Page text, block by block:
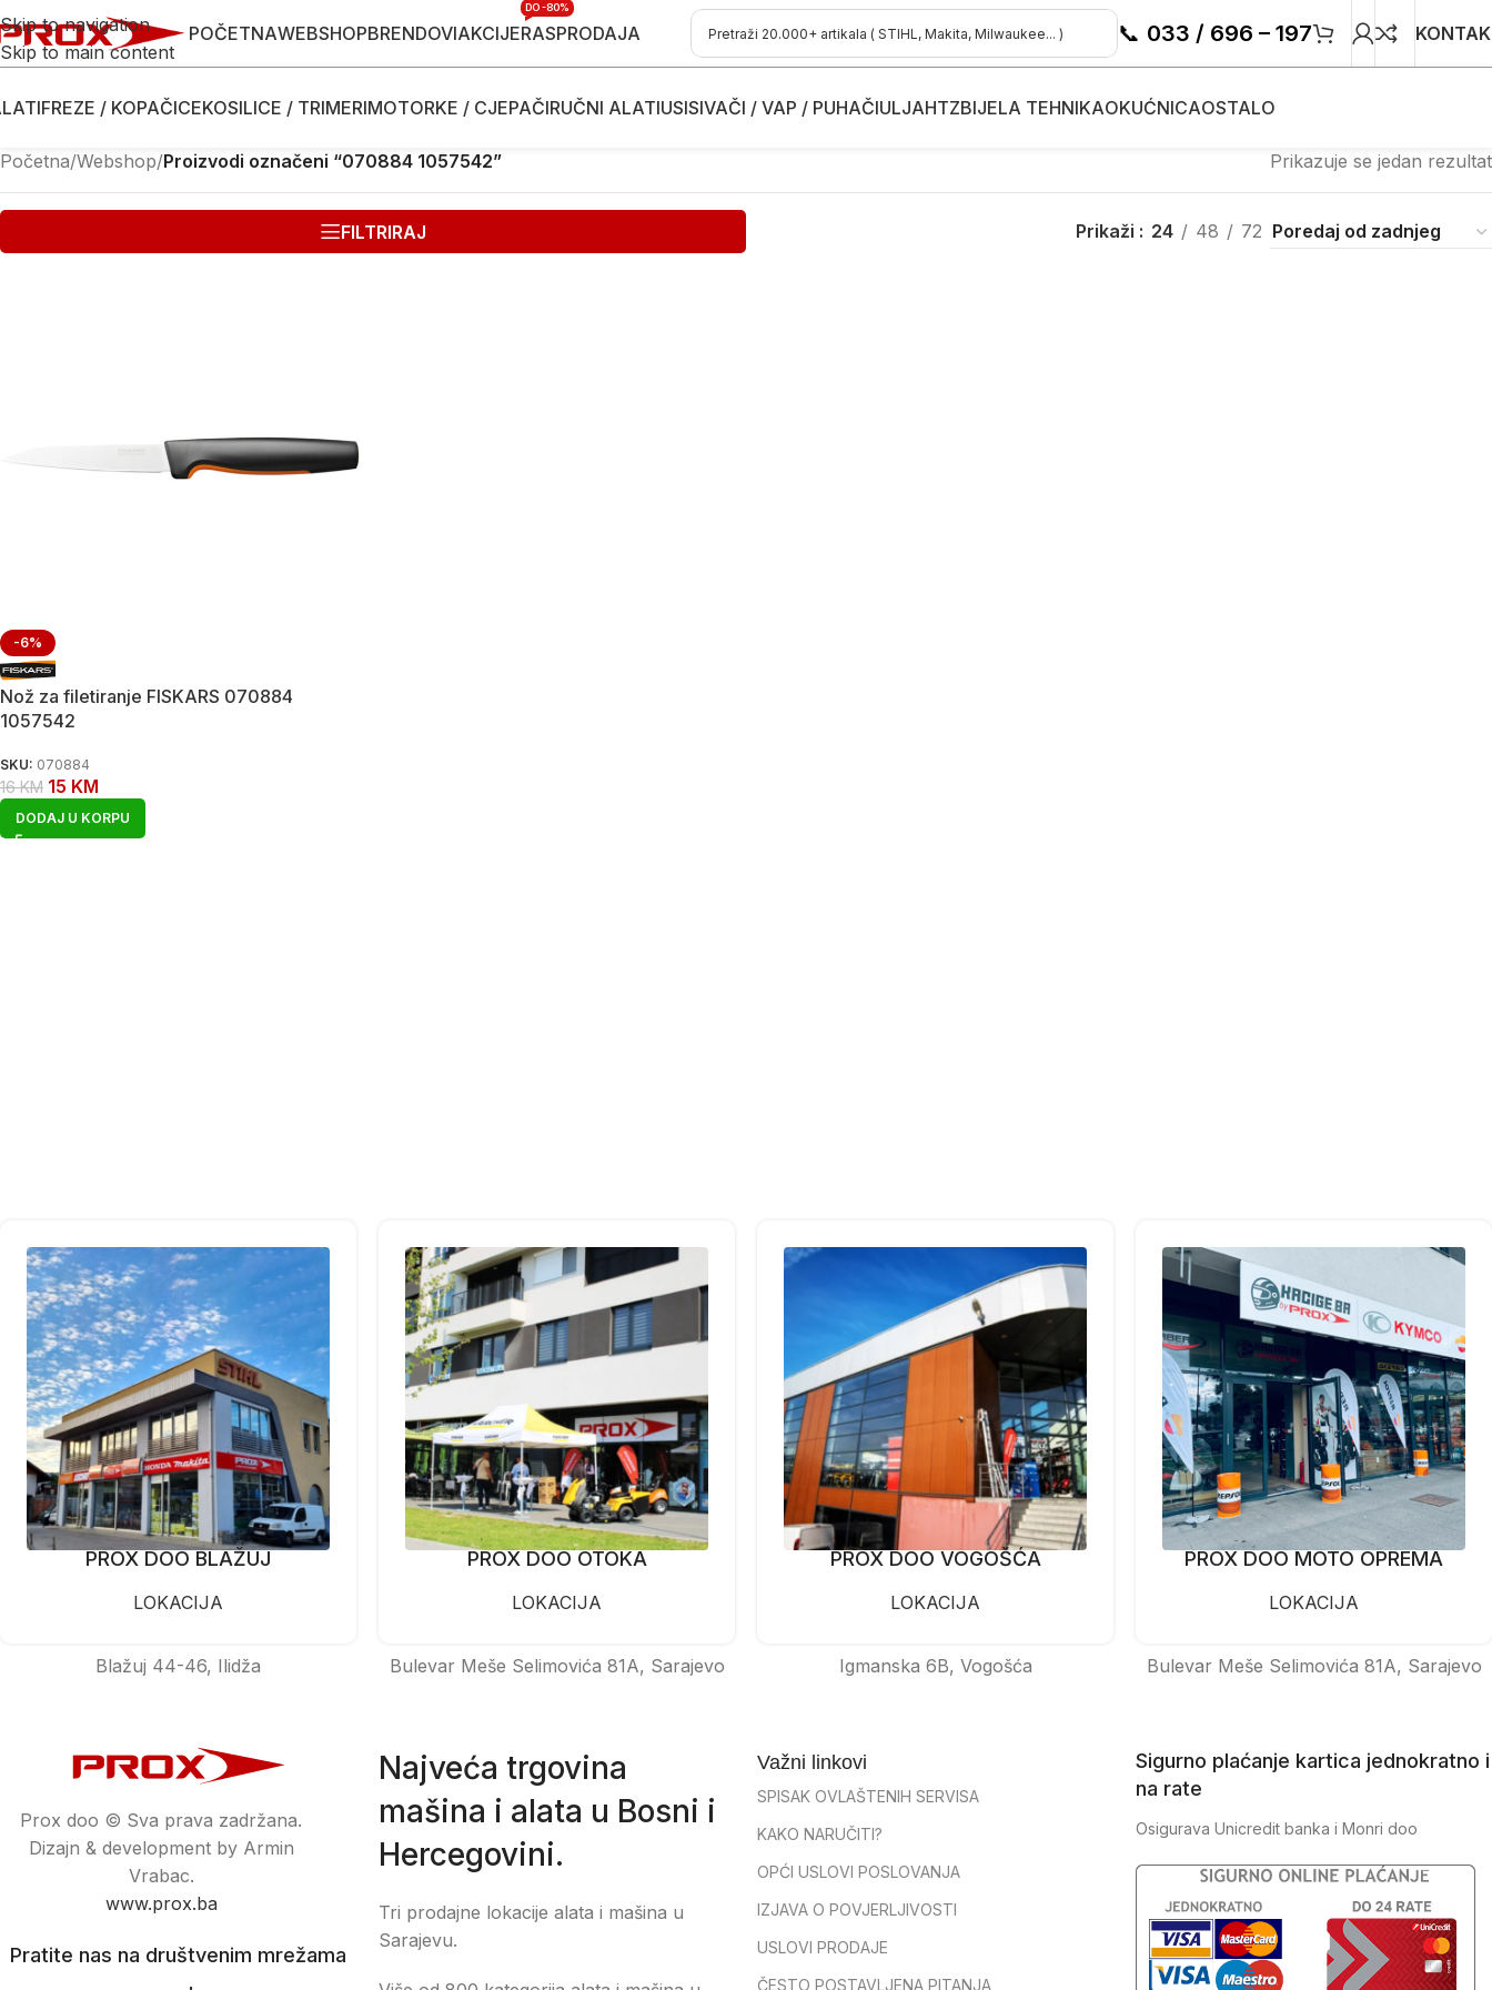
Skip to navigation
Skip to main content
POČETNAWEBSHOPBRENDOVIAKCIJERASPRODAJA
DO -80%
📞 033 / 696 – 197
FREZE / KOPAČICEKOSILICE / TRIMERIMOTORKE / CJEPAČIRUČNI ALATIUSISIVAČI / VAP / PUHAČIULJAHTZBIJELA TEHNIKAOKUĆNICAOSTALO
Početna/Webshop/Proizvodi označeni “070884 1057542” Prikazuje se jedan rezultat
FILTRIRAJ Prikaži 24 48 72
-6%
Nož za filetiranje FISKARS 070884
1057542
SKU: 070884
16KM 15 KM
DODAJ U KORPU
PROX DOO BLAŽUJ
LOKACIJA
Blažuj 44-46, Ilidža
PROX DOO OTOKA
LOKACIJA
Bulevar Meše Selimovića 81A, Sarajevo
PROX DOO VOGOŠĆA
LOKACIJA
Igmanska 6B, Vogošća
PROX DOO MOTO OPREMA
LOKACIJA
Bulevar Meše Selimovića 81A, Sarajevo
Prox doo © Sva prava zadržana.
Dizajn & development by Armin
Vrabac.
www.prox.ba
Pratite nas na društvenim mrežama
Najveća trgovina
mašina i alata u Bosni i
Hercegovini.
Tri prodajne lokacije alata i mašina u
Sarajevu.
Važni linkovi
SPISAK OVLAŠTENIH SERVISA
KAKO NARUČITI?
OPĆI USLOVI POSLOVANJA
IZJAVA O POVJERLJIVOSTI
USLOVI PRODAJE
ČESTO POSTAVLJENA PITANJA
Sigurno plaćanje kartica jednokratno i
na rate
Osigurava Unicredit banka i Monri doo